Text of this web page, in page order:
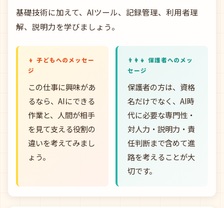
基礎技術に加えて、AIツール、記録管理、利用者理
解、説明力を学びましょう。
👦 子どもへのメッセー
ジ
この仕事に興味があ
るなら、AIにできる
作業と、人間が相手
を見て支える役割の
違いを考えてみまし
ょう。
👨‍👩‍👧 保護者へのメッ
セージ
保護者の方は、資格
名だけでなく、AI時
代に必要な専門性・
対人力・説明力・責
任判断まで含めて進
路を考えることが大
切です。